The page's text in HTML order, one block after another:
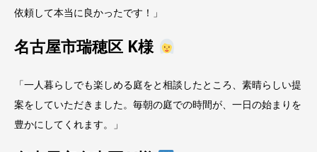
依頼して本当に良かったです！」
名古屋市瑞穂区 K様
「一人暮らしでも楽しめる庭をと相談したところ、素晴らしい提
案をしていただきました。毎朝の庭での時間が、一日の始まりを
豊かにしてくれます。」